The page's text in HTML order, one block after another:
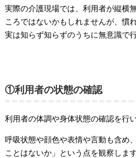
実際の介護現場では、利用者が縦横
ころではないかもしれませんが、慣
実は知らず知らずのうちに無意識で
①利用者の状態の確認
利用者の体調や身体状態の確認を行い
呼吸状態や顔色や表情や言動も含め
ことはないか」という点を観察します